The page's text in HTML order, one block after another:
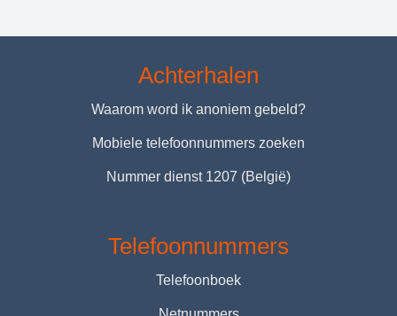
Achterhalen
Waarom word ik anoniem gebeld?
Mobiele telefoonnummers zoeken
Nummer dienst 1207 (België)
Telefoonnummers
Telefoonboek